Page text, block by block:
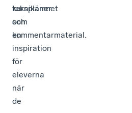
teknikämnet
som
en
inspiration
för
eleverna
när
de
kursplaner
och
kommentarmaterial.